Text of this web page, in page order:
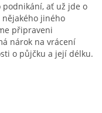
ať už jde o
jiného
připraveni
nárok na vrácení
o půjčku a její délku.